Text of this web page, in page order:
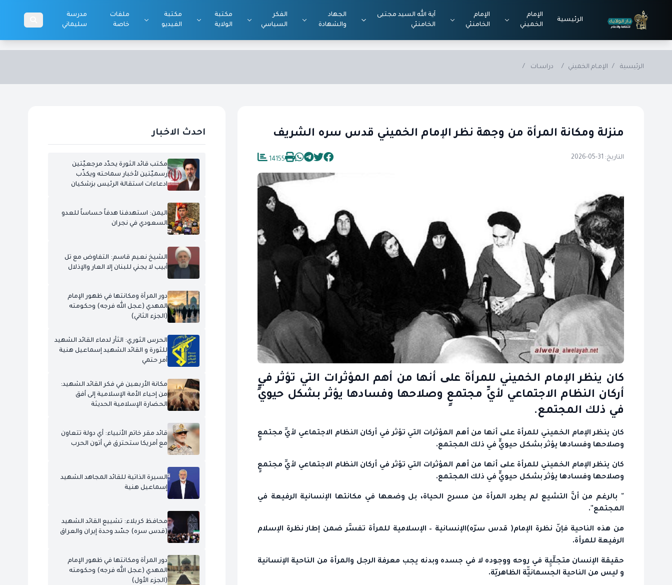
الرئيسية
الإمام
الخميني
الإمام
الخامنئي
آية الله السيد مجتبى
الخامنئي
الجهاد
والشهادة
الفكر
السياسي
مكتبة
الولاية
مكتبة
الفيديو
ملفات
خاصة
مدرسة
سليماني
الرئيسية / الإمـام الخميني / دراسـات /
منزلة ومكانة المرأة من وجهة نظر الإمام الخميني قدس سره الشريف
التاريخ: 31-05-2026 14155
كان ينظر الإمام الخميني للمرأة علی أنها من أهم المؤثرات التي تؤثر في
أركان النظام الاجتماعي لأيِّ مجتمعٍ وصلاحها وفسادها يؤثر بشكل حيويٍّ
في ذلك المجتمع.
كان ينظر الإمام الخميني للمرأة علی أنها من أهم المؤثرات التي تؤثر في أركان النظام الاجتماعي لأيِّ مجتمعٍ
وصلاحها وفسادها يؤثر بشكل حيويٍّ في ذلك المجتمع.
كان ينظر الإمام الخميني للمرأة علی أنها من أهم المؤثرات التي تؤثر في أركان النظام الاجتماعي لأيِّ مجتمعٍ
وصلاحها وفسادها يؤثر بشكل حيويٍّ في ذلك المجتمع.
" بالرغم من أنَّ التشيع لم يطرد المرأة من مسرح الحياة، بل وضعها في مكانتها الإنسانية الرفيعة في
المجتمع".
من هذه الناحية فإنّ نظرة الإمام( قدس سرّه)الإنسانية – الإسلامية للمرأة تفسَّر ضمن إطار نظرة الإسلام
الرفيعة للمرأة.
حقيقة الإنسان متجلِّيِة في روحه ووجوده لا في جسده وبدنه يجب معرفة الرجل والمرأة من الناحية الإنسانية
و ليس من الناحية الجسمانيّّة الظاهريّة.
احدث الاخبار
مكتب قائد الثورة يحدّد مرجعيّتين
رسميّتين لأخبار سماحته ويكذّب
ادعاءات استقالة الرئيس بزشكيان
اليمن: استهدفنا هدفاً حساساً للعدو
السعودي في نجران
الشيخ نعيم قاسم: التفاوض مع تل
أبيب لا يجني للبنان إلا العار والإذلال
دور المرأة ومكانتها في ظهور الإمام
المهدي (عجل الله فرجه) وحكومته
(الجزء الثاني)
الحرس الثوري: الثأر لدماء القائد الشهيد
للثورة و القائد الشهيد إسماعيل هنية
أمر حتمي
مكانة الأربعين في فكر القائد الشهيد:
من إحياء الأمة الإسلامية إلى أفق
الحضارة الإسلامية الحديثة
قائد مقر خاتم الأنبياء: أي دولة تتعاون
مع أمريكا ستحترق في أتون الحرب
السيرة الذاتية للقائد المجاهد الشهيد
إسماعيل هنية
محافظ كربلاء: تشييع القائد الشهيد
(قدس سره) جسّد وحدة إيران والعراق
دور المرأة ومكانتها في ظهور الإمام
المهدي (عجل الله فرجه) وحكومته
(الجزء الأول)